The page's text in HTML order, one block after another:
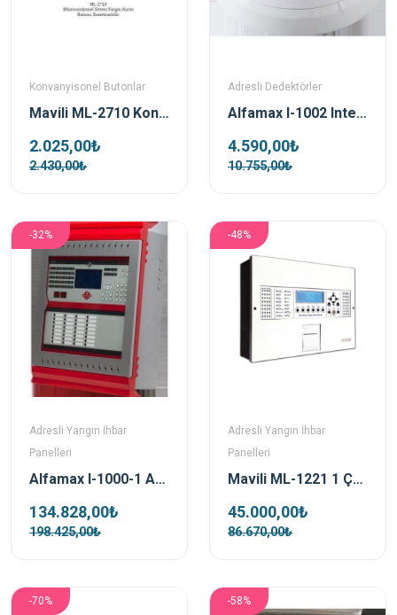
Konvanyisonel Butonlar
Mavili ML-2710 Konvansiyonel Yangın Alarm Butonu
2.025,00₺
2.430,00₺
Adresli Dedektörler
Alfamax I-1002 Intelligent Adresli Kombine Dedektör
4.590,00₺
10.755,00₺
-32%
Adresli Yangın İhbar
Panelleri
Alfamax I-1000-1 Adresli 1 Loop Yangın Alarm Santrali
134.828,00₺
198.425,00₺
-48%
Adresli Yangın İhbar
Panelleri
Mavili ML-1221 1 Çevrim Adresli Yangın Alarm Santrali
45.000,00₺
86.670,00₺
-70% -58%